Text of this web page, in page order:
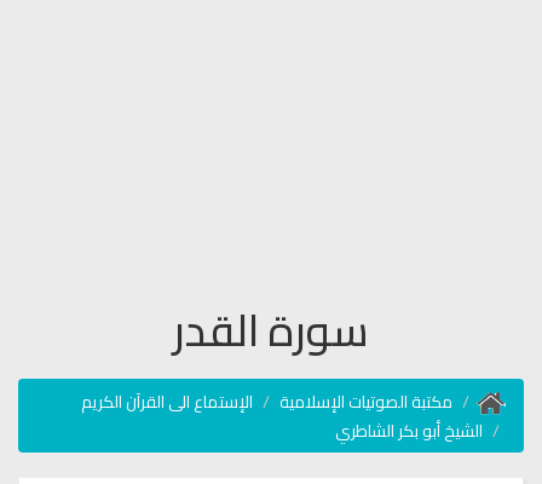
سورة القدر
مكتبة الصوتيات الإسلامية
الإستماع الى القرآن الكريم
الشيخ أبو بكر الشاطري